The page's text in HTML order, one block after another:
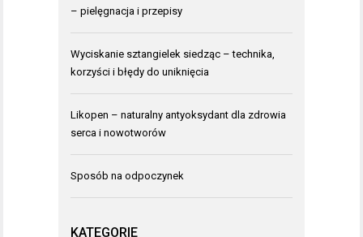
– pielęgnacja i przepisy
Wyciskanie sztangielek siedząc – technika,
korzyści i błędy do uniknięcia
Likopen – naturalny antyoksydant dla zdrowia
serca i nowotworów
Sposób na odpoczynek
KATEGORIE